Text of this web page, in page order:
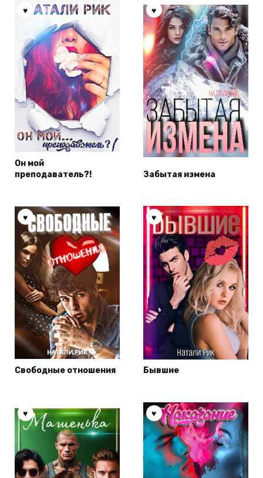
Он мой
преподаватель?!
Забытая измена
Свободные отношения Бывшие